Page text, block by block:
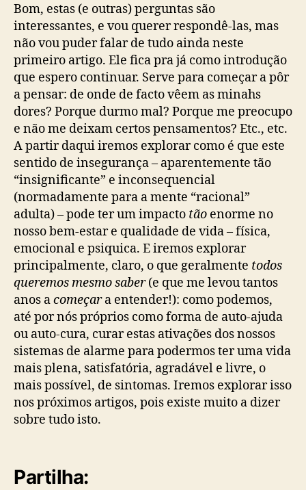
Bom, estas (e outras) perguntas são
interessantes, e vou querer respondê-las, mas
não vou puder falar de tudo ainda neste
primeiro artigo. Ele fica pra já como introdução
que espero continuar. Serve para começar a pôr
a pensar: de onde de facto vêem as minahs
dores? Porque durmo mal? Porque me preocupo
e não me deixam certos pensamentos? Etc., etc.
A partir daqui iremos explorar como é que este
sentido de insegurança – aparentemente tão
“insignificante” e inconsequencial
(normadamente para a mente “racional”
adulta) – pode ter um impacto tão enorme no
nosso bem-estar e qualidade de vida – física,
emocional e psiquica. E iremos explorar
principalmente, claro, o que geralmente todos
queremos mesmo saber(e que me levou tantos
anos acomeçara entender!): como podemos,
até por nós próprios como forma de auto-ajuda
ou auto-cura, curar estas ativações dos nossos
sistemas de alarme para podermos ter uma vida
mais plena, satisfatória, agradável e livre, o
mais possível, de sintomas. Iremos explorar isso
nos próximos artigos, pois existe muito a dizer
sobre tudo isto.
Partilha: